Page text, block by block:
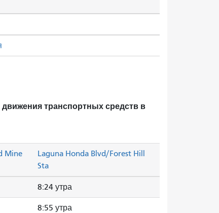
транспортных средств в
Mine
Laguna Honda Blvd/Forest Hill
Sta
8:24 утра
8:55 утра